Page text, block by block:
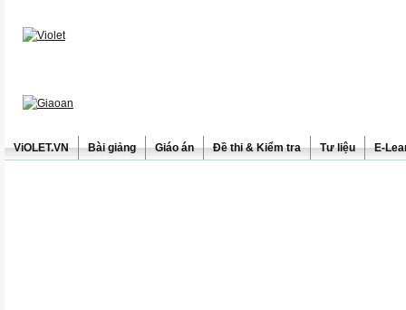
ViOLET.VN Bài giảng Giáo án Đề thi & Kiểm tra Tư liệu E-